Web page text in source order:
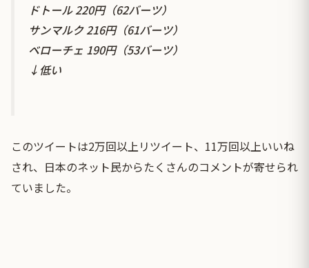
ドトール 220円（62バーツ）
サンマルク 216円（61バーツ）
ベローチェ 190円（53バーツ）
↓低い
このツイートは2万回以上リツイート、11万回以上いいね
され、日本のネット民からたくさんのコメントが寄せられ
ていました。